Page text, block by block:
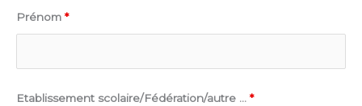
Prénom *
Etablissement scolaire/Fédération/autre ... *